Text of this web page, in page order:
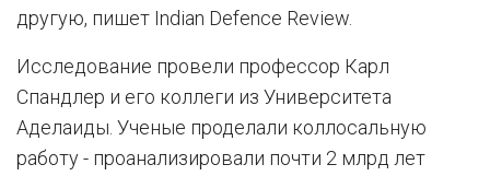
другую, пишет Indian Defence Review.
Исследование провели профессор Карл
Спандлер и его коллеги из Университета
Аделаиды. Ученые проделали коллосальную
работу - проанализировали почти 2 млрд лет